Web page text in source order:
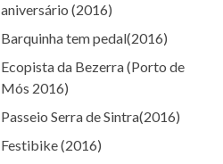
aniversário (2016)
Barquinha tem pedal(2016)
Ecopista da Bezerra (Porto de
Mós 2016)
Passeio Serra de Sintra(2016)
Festibike (2016)